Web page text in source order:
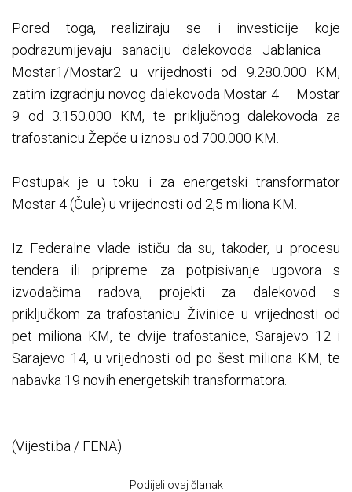
Pored toga, realiziraju se i investicije koje
podrazumijevaju sanaciju dalekovoda Jablanica –
Mostar1/Mostar2 u vrijednosti od 9.280.000 KM,
zatim izgradnju novog dalekovoda Mostar 4 – Mostar
9 od 3.150.000 KM, te priključnog dalekovoda za
trafostanicu Žepče u iznosu od 700.000 KM.
Postupak je u toku i za energetski transformator
Mostar 4 (Čule) u vrijednosti od 2,5 miliona KM.
Iz Federalne vlade ističu da su, također, u procesu
tendera ili pripreme za potpisivanje ugovora s
izvođačima radova, projekti za dalekovod s
priključkom za trafostanicu Živinice u vrijednosti od
pet miliona KM, te dvije trafostanice, Sarajevo 12 i
Sarajevo 14, u vrijednosti od po šest miliona KM, te
nabavka 19 novih energetskih transformatora.
(Vijesti.ba / FENA)
Podijeli ovaj članak